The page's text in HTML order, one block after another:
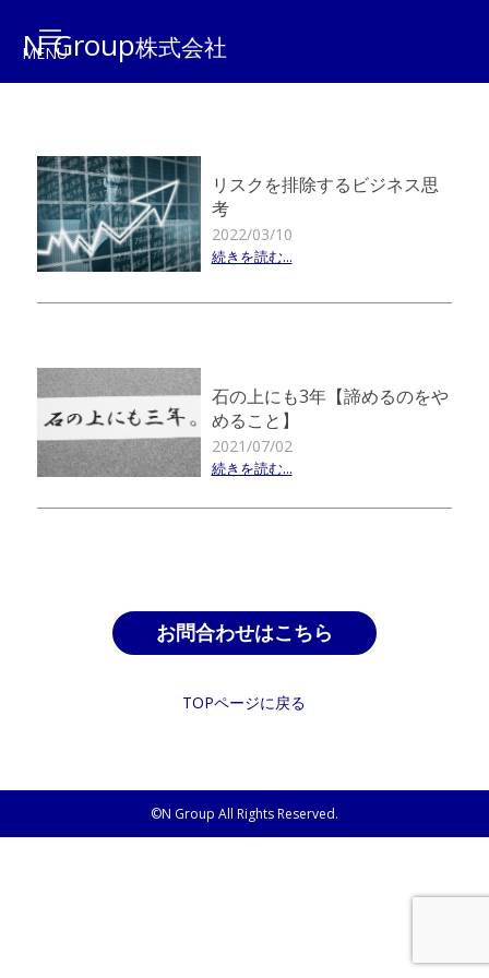
N Group株式会社
リスクを排除するビジネス思
考
2022/03/10
続きを読む...
石の上にも3年【諦めるのをや
めること】
2021/07/02
続きを読む...
お問合わせはこちら
TOPページに戻る
©N Group All Rights Reserved.